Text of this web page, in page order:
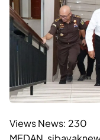
Views News: 230